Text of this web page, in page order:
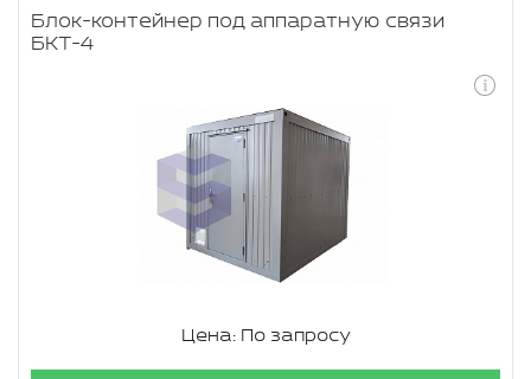
Блок-контейнер под аппаратную связи
БКТ-4
Цена: По запросу